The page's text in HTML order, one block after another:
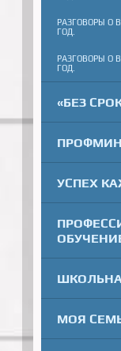
РАЗГОВОРЫ О
ГОД.
РАЗГОВОРЫ О
ГОД.
«БЕЗ
УСПЕХ
МОЯ